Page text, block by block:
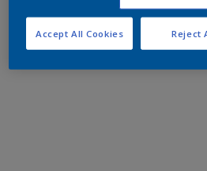
Reject
Accept All Cookies